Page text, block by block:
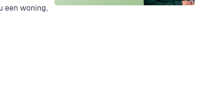
een woning,